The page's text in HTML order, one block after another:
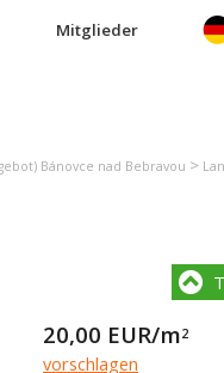
Mitglieder
Bánovce nad Bebravou >
20,00 EUR/m2
vorschlagen